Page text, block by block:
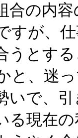
合の内
すが、
うとす
と、迷
で、引
る現在